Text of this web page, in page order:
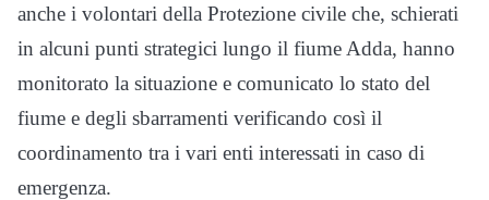
anche i volontari della Protezione civile che, schierati
in alcuni punti strategici lungo il fiume Adda, hanno
monitorato la situazione e comunicato lo stato del
fiume e degli sbarramenti verificando così il
coordinamento tra i vari enti interessati in caso di
emergenza.